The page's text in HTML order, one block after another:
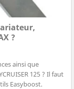
?
ainsi que
125 ? Il faut
Easyboost.